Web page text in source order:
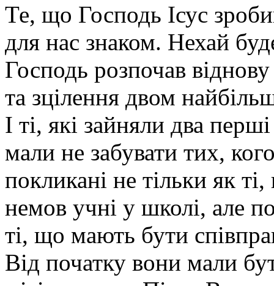
Те, що Господь Ісус
для нас знаком. Нехай
Господь розпочав віднову
та зцілення двом
І ті, які зайняли два
мали не забувати тих,
покликані не тільки як
немов учні у школі, але
ті, що мають бути
Від початку вони мали